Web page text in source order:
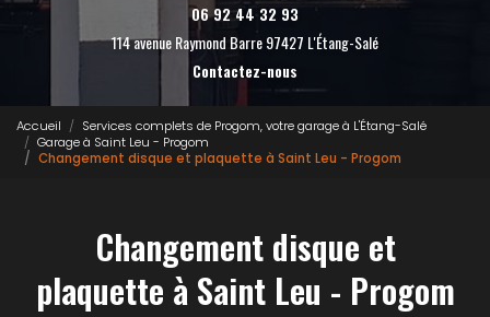
06 92 44 32 93
114 avenue Raymond Barre 97427 L'Étang-Salé
Contactez-nous
Accueil
Services complets de Progom, votre garage à L'Étang-Salé
Garage à Saint Leu - Progom
Changement disque et plaquette à Saint Leu - Progom
Changement disque et
plaquette à Saint Leu - Progom